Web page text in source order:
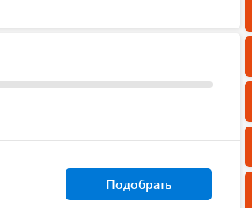
Подобрать